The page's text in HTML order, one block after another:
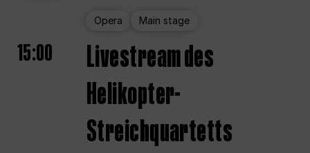
Opera Main stage
15:00
Livestream des
Helikopter-
Streichquartetts